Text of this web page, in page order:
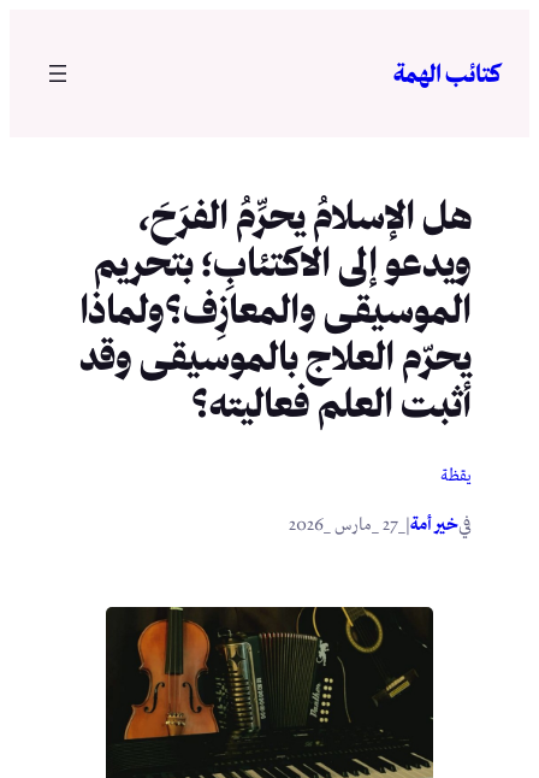
المحتوى
كتائب الهمة
هل الإسلامُ يحرِّمُ الفرَحَ،
ويدعو إلى الاكتئابِ؛ بتحريم
الموسيقى والمعازِف؟ولماذا
يحرّم العلاج بالموسيقى وقد
أثبت العلم فعاليته؟
يقظة
فيخير أمة